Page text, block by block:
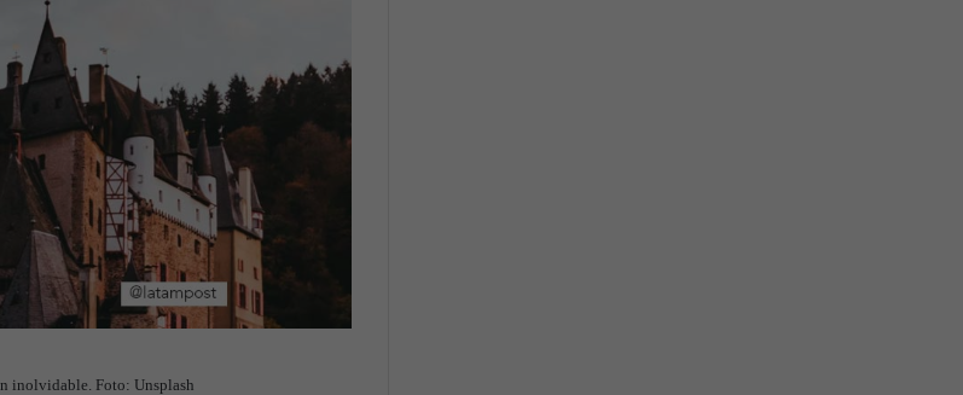
inolvidable. Foto: Unsplash